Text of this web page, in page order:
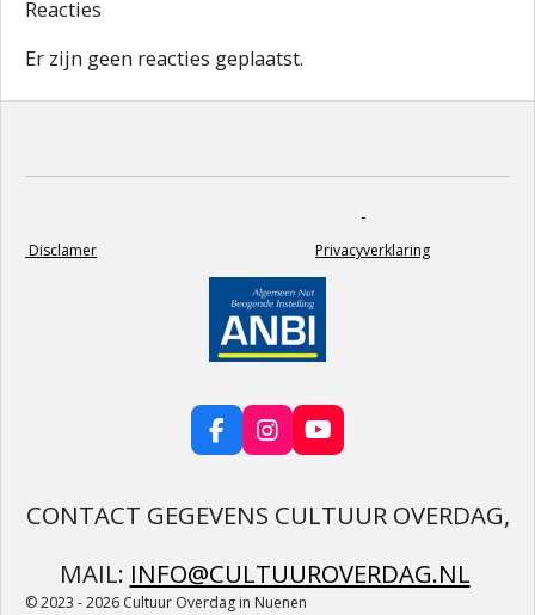
Reacties
Er zijn geen reacties geplaatst.
Disclamer Privacyverklaring
F
a
e
b
o
k
I
n
t
a
r
a
Y
o
T
u
e
CONTACT GEGEVENS CULTUUR OVERDAG,
MAIL: INFO@CULTUUROVERDAG.NL
© 2023 - 2026 Cultuur Overdag in Nuenen